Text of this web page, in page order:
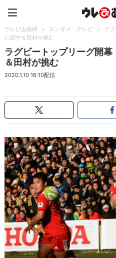
ウレぴあ総研 > エンタメ・テレビ >
ラ
に田中＆田村が挑む
ラグビートップリーグ開
＆田村が挑む
2020.1.10 16:10配信